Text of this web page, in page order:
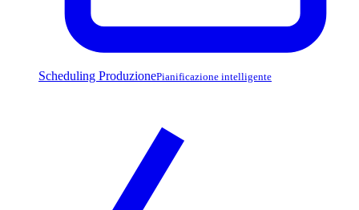
Scheduling ProduzionePianificazione intelligente